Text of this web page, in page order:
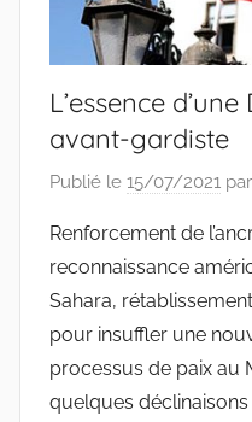
L’essence
avant-gardiste
Publié le 15/07/2021 par
Renforcement de
reconnaissance
Sahara,
pour insuffler une
processus de paix au
quelques